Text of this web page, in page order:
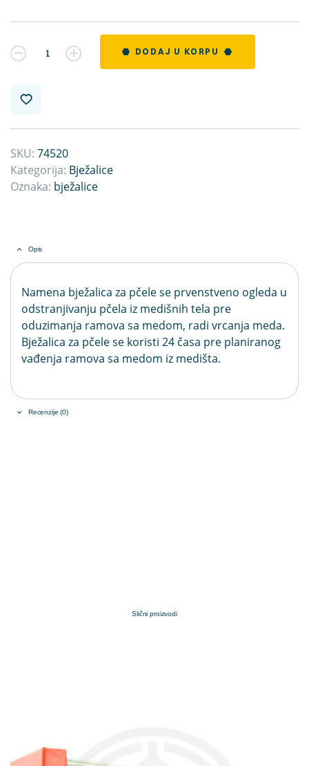
Kvantitet DODAJ U KORPU
SKU: 74520
Kategorija: Bježalice
Oznaka: bježalice
Opis
Namena bježalica za pčele se prvenstveno ogleda u
odstranjivanju pčela iz medišnih tela pre
oduzimanja ramova sa medom, radi vrcanja meda.
Bježalica za pčele se koristi 24 časa pre planiranog
vađenja ramova sa medom iz medišta.
Recenzije (0)
Slični proizvodi